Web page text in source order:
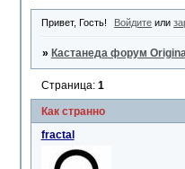
Привет, Гость! Войдите или
» Кастанеда форум
Как странно
Страница: 1
fractal